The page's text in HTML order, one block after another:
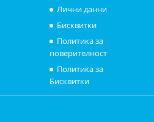
Лични данни
Бисквитки
Политика за
поверителност
Политика за
Бисквитки